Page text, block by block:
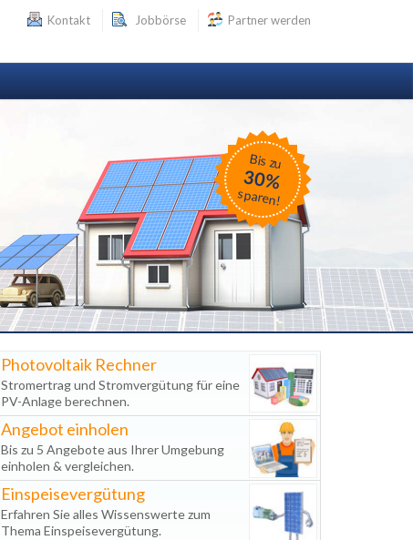
Kontakt Jobbörse Partner werden
Bis zu
30%
sparen!
Photovoltaik Rechner
Stromertrag und Stromvergütung für eine
PV-Anlage berechnen.
Angebot einholen
Bis zu 5 Angebote aus Ihrer Umgebung
einholen & vergleichen.
Einspeisevergütung
Erfahren Sie alles Wissenswerte zum
Thema Einspeisevergütung.